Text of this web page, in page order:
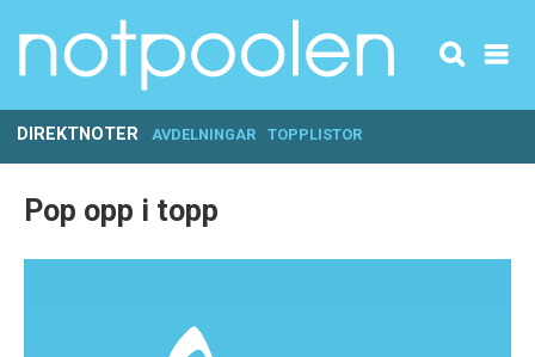
DIREKTNOTER AVDELNINGAR TOPPLISTOR
Pop opp i topp